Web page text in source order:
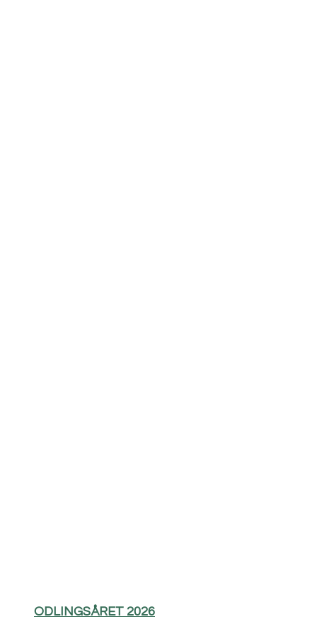
ODLINGSÅRET 2026